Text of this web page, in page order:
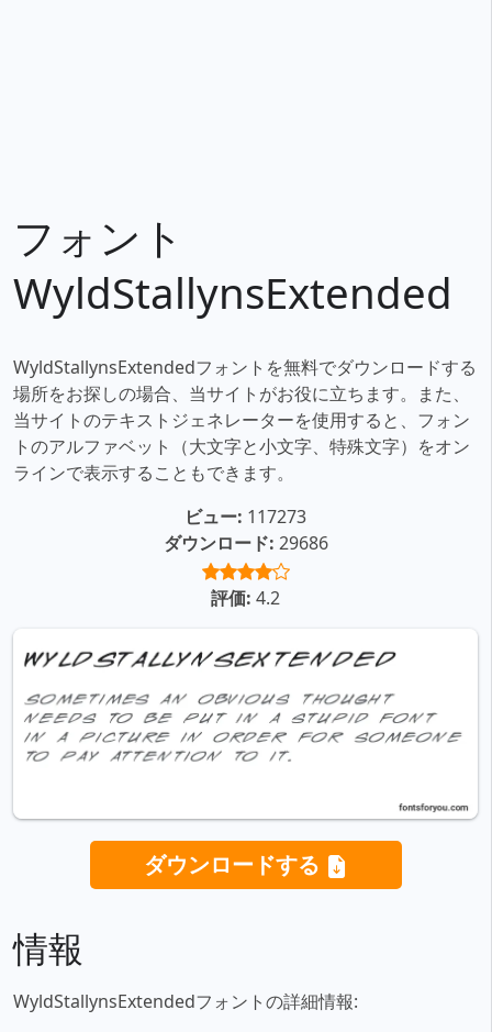
フォント
WyldStallynsExtended
WyldStallynsExtendedフォントを無料でダウンロードする
場所をお探しの場合、当サイトがお役に立ちます。また、
当サイトのテキストジェネレーターを使用すると、フォン
トのアルファベット（大文字と小文字、特殊文字）をオン
ラインで表示することもできます。
ビュー: 117273
ダウンロード: 29686
評価: 4.2
ダウンロードする
情報
WyldStallynsExtendedフォントの詳細情報: